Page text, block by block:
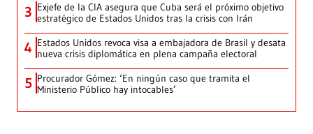
3 Exjefe de la CIA asegura que Cuba será el próximo objetivo
estratégico de Estados Unidos tras la crisis con Irán
4 Estados Unidos revoca visa a embajadora de Brasil y desata
nueva crisis diplomática en plena campaña electoral
5 Procurador Gómez: ‘En ningún caso que tramita el
Ministerio Público hay intocables’